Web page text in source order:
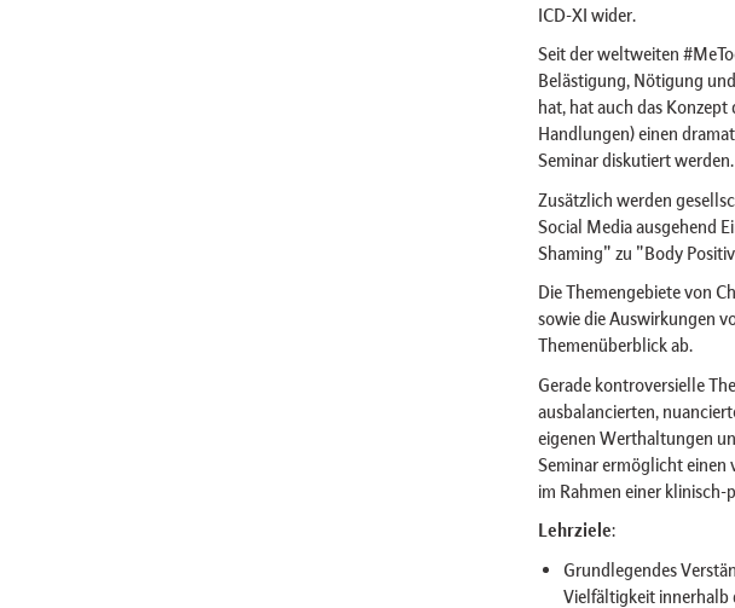
ICD-XI wider.
Seit der weltweiten
Belästigung, Nötigung
hat, hat auch das
Handlungen) einen
Seminar diskutiert werden.
Zusätzlich werden
Social Media ausgehend
Shaming" zu "Body
Die Themengebiete von
sowie die Auswirkungen
Themenüberblick ab.
Gerade kontroversielle
ausbalancierten,
eigenen Werthaltungen
Seminar ermöglicht
im Rahmen einer
Lehrziele:
Grundlegendes
Vielfältigkeit innerhalb